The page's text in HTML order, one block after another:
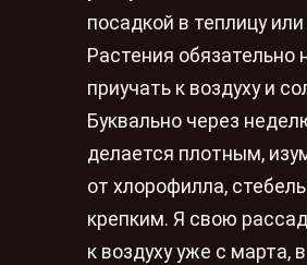
посадкой в теплицу или
Растения обязательно
приучать к воздуху и
Буквально через
делается плотным,
от хлорофилла,
крепким. Я свою
к воздуху уже с марта, в